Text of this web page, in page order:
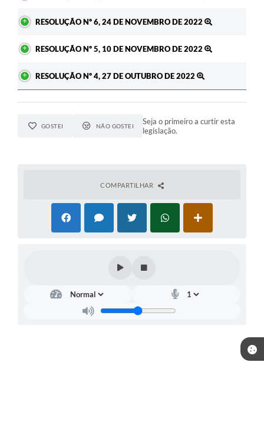
RESOLUÇÃO Nº 6, 24 DE NOVEMBRO DE 2022
RESOLUÇÃO Nº 5, 10 DE NOVEMBRO DE 2022
RESOLUÇÃO Nº 4, 27 DE OUTUBRO DE 2022
GOSTEI NÃO GOSTEI
Seja o primeiro a curtir esta
legislação.
COMPARTILHAR